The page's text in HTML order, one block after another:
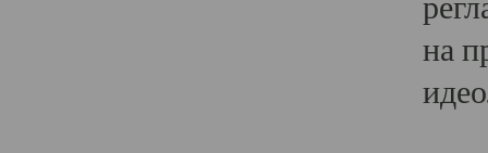
на